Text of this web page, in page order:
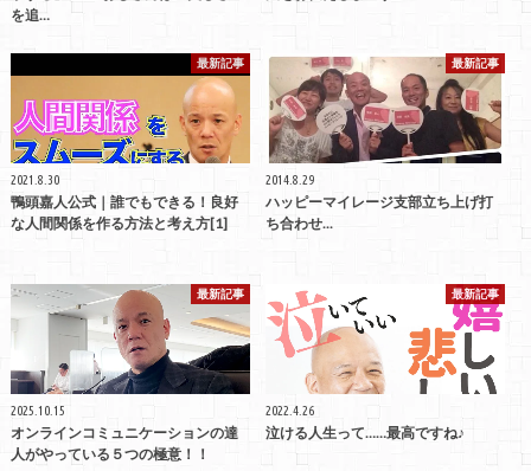
を追…
最新記事
2021.8.30
鴨頭嘉人公式｜誰でもできる！良好
な人間関係を作る方法と考え方[1]
最新記事
2014.8.29
ハッピーマイレージ支部立ち上げ打
ち合わせ...
最新記事
2025.10.15
オンラインコミュニケーションの達
人がやっている５つの極意！！
最新記事
2022.4.26
泣ける人生って……最高ですね♪